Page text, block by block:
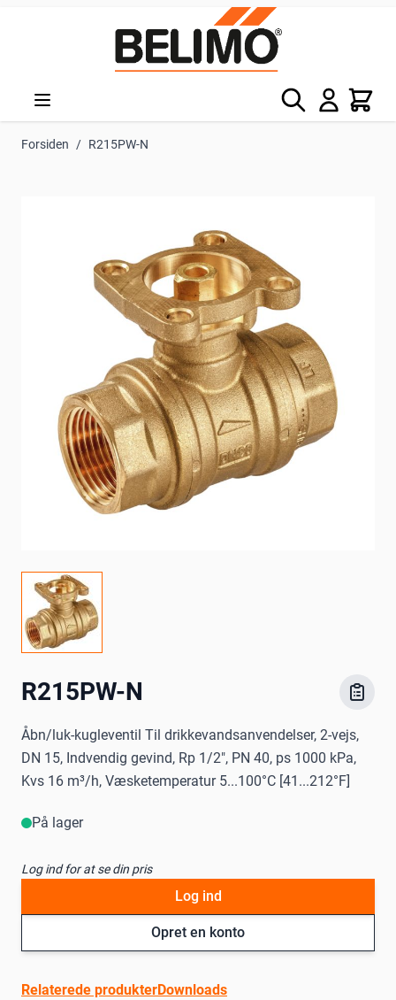
Søg Kurv
Forsiden / R215PW-N
R215PW-N
Åbn/luk-kugleventil Til drikkevandsanvendelser, 2-vejs,
DN 15, Indvendig gevind, Rp 1/2", PN 40, ps 1000 kPa,
Kvs 16 m³/h, Væsketemperatur 5...100°C [41...212°F]
På lager
Log ind for at se din pris
Opret en konto
Log ind
Relaterede produkterDownloads